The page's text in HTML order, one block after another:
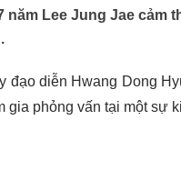
năm Lee Jung Jae cảm
đạo diễn Hwang Dong
gia phỏng vấn tại một sự